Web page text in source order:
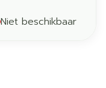
Niet beschikbaar